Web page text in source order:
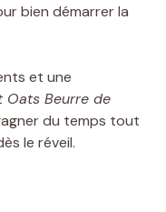
bien démarrer la
et une
Oats Beurre de
du temps tout
le réveil.